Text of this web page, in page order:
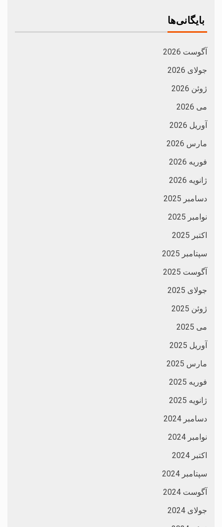
بایگانی‌ها
آگوست 2026
جولای 2026
ژوئن 2026
می 2026
آوریل 2026
مارس 2026
فوریه 2026
ژانویه 2026
دسامبر 2025
نوامبر 2025
اکتبر 2025
سپتامبر 2025
آگوست 2025
جولای 2025
ژوئن 2025
می 2025
آوریل 2025
مارس 2025
فوریه 2025
ژانویه 2025
دسامبر 2024
نوامبر 2024
اکتبر 2024
سپتامبر 2024
آگوست 2024
جولای 2024